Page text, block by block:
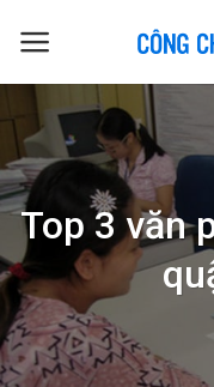
Top 3 văn